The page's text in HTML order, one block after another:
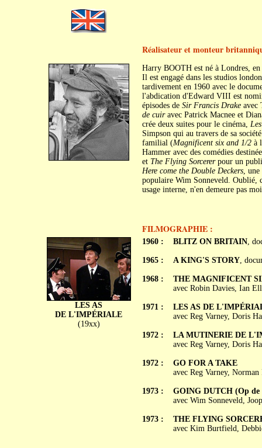
Réalisateur et monteur
Harry BOOTH est né à Londres, en
Il est engagé dans les studios
tardivement en 1960 avec le
l'abdication d'Edward VIII est
épisodes de Sir Francis Drakeavec
de cuiravec Patrick Macnee et
crée deux suites pour le cinéma,
Simpson qui au travers de sa
familial (Magnificent six and 1/2à
Hammer avec des comédies
et The Flying Sorcererpour un
Here come the Double Deckers, une
populaire Wim Sonneveld. Oublié,
usage interne, n'en demeure pas
FILMOGRAPHIE :
LES AS
DE L'IMPÉRIALE
(19xx)
1960 :
1965 :
1968 :
1971 :
1972 :
1972 :
1973 :
1973 :
BLITZ ON BRITAIN,
A KING'S STORY,
THE MAGNIFICENT
avec Robin Davies, Ian
LES AS DE
avec Reg Varney, Doris
LA MUTINERIE DE
avec Reg Varney, Doris
GO FOR A TAKE
avec Reg Varney,
GOING DUTCH (Op de
avec Wim Sonneveld,
THE FLYING
avec Kim Burtfield,